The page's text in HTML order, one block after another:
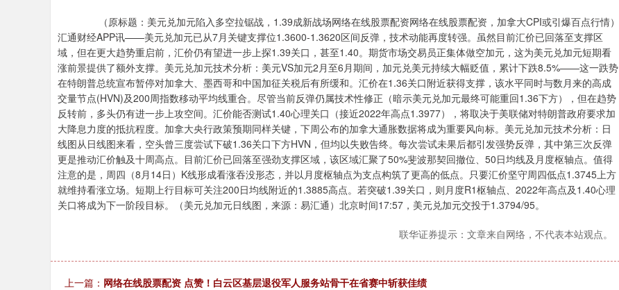
（原标题：美元兑加元陷入多空拉锯战，1.39成新战场网络在线股票配资网络在线股票配资，加拿大CPI或引爆百点行情）
汇通财经APP讯——美元兑加元已从7月关键支撑位1.3600-1.3620区间反弹，技术动能再度转强。虽然目前汇价已回落至支撑区
域，但在更大趋势重启前，汇价仍有望进一步上探1.39关口，甚至1.40。期货市场交易员正集体做空加元，这为美元兑加元短期看
涨前景提供了额外支撑。美元兑加元技术分析：美元VS加元2月至6月期间，加元兑美元持续大幅贬值，累计下跌8.5%——这一跌势
在特朗普总统宣布暂停对加拿大、墨西哥和中国加征关税后有所缓和。汇价在1.36关口附近获得支撑，该水平同时与数月来的高成
交量节点(HVN)及200周指数移动平均线重合。尽管当前反弹仍属技术性修正（暗示美元兑加元最终可能重回1.36下方），但在趋势
反转前，多头仍有进一步上攻空间。汇价能否测试1.40心理关口（接近2022年高点1.3977），将取决于美联储对特朗普政府要求加
大降息力度的抵抗程度。加拿大央行政策预期同样关键，下周公布的加拿大通胀数据将成为重要风向标。美元兑加元技术分析：日
线图从日线图来看，空头曾三度尝试下破1.36关口下方HVN，但均以失败告终。每次尝试未果后都引发强势反弹，其中第三次反弹
更是推动汇价触及十周高点。目前汇价已回落至强劲支撑区域，该区域汇聚了50%斐波那契回撤位、50日均线及月度枢轴点。值得
注意的是，周四（8月14日）K线形成看涨吞没形态，并以月度枢轴点为支点构筑了更高的低点。只要汇价坚守周四低点1.3745上方
就维持看涨立场。短期上行目标可关注200日均线附近的1.3885高点。若突破1.39关口，则月度R1枢轴点、2022年高点及1.40心理
关口将成为下一阶段目标。（美元兑加元日线图，来源：易汇通）北京时间17:57，美元兑加元交投于1.3794/95。
联华证券提示：文章来自网络，不代表本站观点。
上一篇： 网络在线股票配资 点赞！白云区基层退役军人服务站骨干在省赛中斩获佳绩